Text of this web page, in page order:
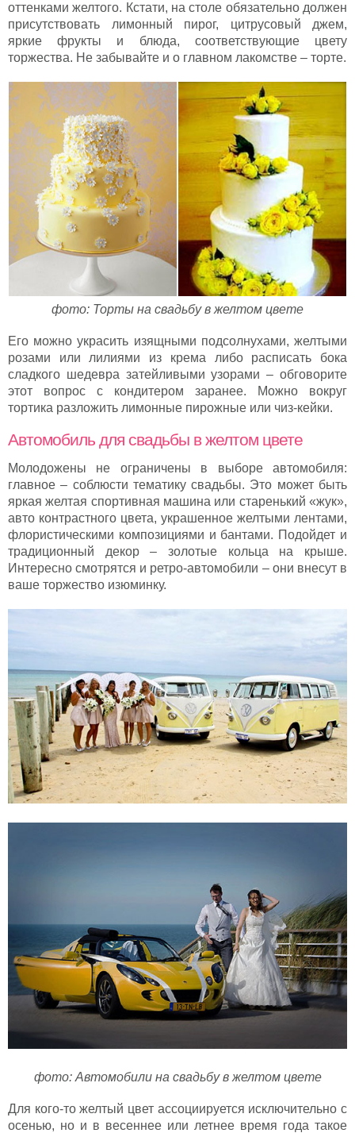
оттенками желтого. Кстати, на столе обязательно должен
присутствовать лимонный пирог, цитрусовый джем,
яркие фрукты и блюда, соответствующие цвету
торжества. Не забывайте и о главном лакомстве – торте.
фото: Торты на свадьбу в желтом цвете
Его можно украсить изящными подсолнухами, желтыми
розами или лилиями из крема либо расписать бока
сладкого шедевра затейливыми узорами – обговорите
этот вопрос с кондитером заранее. Можно вокруг
тортика разложить лимонные пирожные или чиз-кейки.
Автомобиль для свадьбы в желтом цвете
Молодожены не ограничены в выборе автомобиля:
главное – соблюсти тематику свадьбы. Это может быть
яркая желтая спортивная машина или старенький «жук»,
авто контрастного цвета, украшенное желтыми лентами,
флористическими композициями и бантами. Подойдет и
традиционный декор – золотые кольца на крыше.
Интересно смотрятся и ретро-автомобили – они внесут в
ваше торжество изюминку.
фото: Автомобили на свадьбу в желтом цвете
Для кого-то желтый цвет ассоциируется исключительно с
осенью, но и в весеннее или летнее время года такое